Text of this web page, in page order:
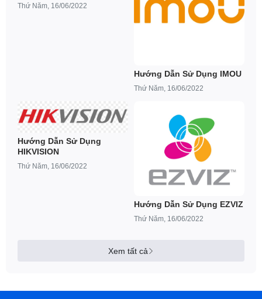
Thứ Năm, 16/06/2022
Hướng Dẫn Sử Dụng IMOU
Thứ Năm, 16/06/2022
Hướng Dẫn Sử Dụng
HIKVISION
Thứ Năm, 16/06/2022
Hướng Dẫn Sử Dụng EZVIZ
Thứ Năm, 16/06/2022
Xem tất cả